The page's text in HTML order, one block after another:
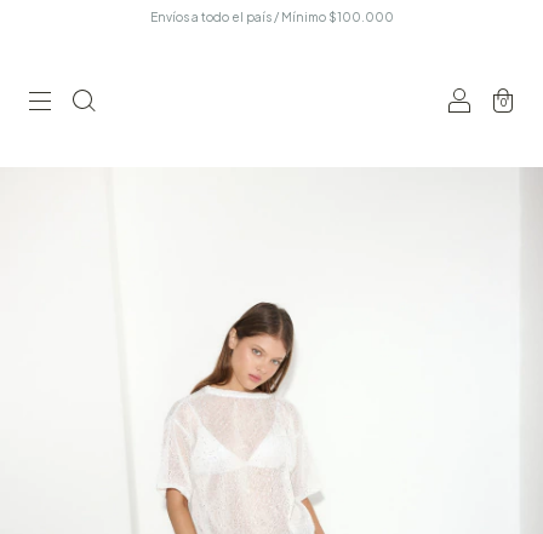
Envíos a todo el país / Mínimo $100.000
0